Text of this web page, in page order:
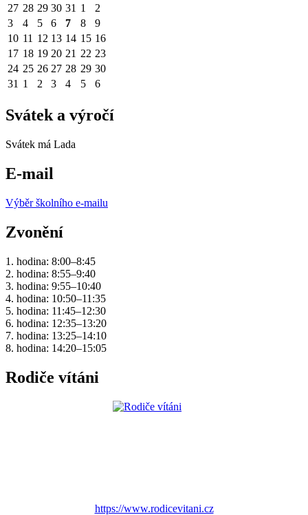
27 28 29 30 31 1
2
3
4 5 6 7 8
9
10 11 12 13 14 15 16
17 18 19 20 21 22 23
24 25 26 27 28 29 30
31 1 2 3 4 5 6
Svátek a výročí
Svátek má Lada
E-mail
Výběr školního e-mailu
Zvonění
1. hodina: 8:00–8:45
2. hodina: 8:55–9:40
3. hodina: 9:55–10:40
4. hodina: 10:50–11:35
5. hodina: 11:45–12:30
6. hodina: 12:35–13:20
7. hodina: 13:25–14:10
8. hodina: 14:20–15:05
Rodiče vítáni
https://www.rodicevitani.cz